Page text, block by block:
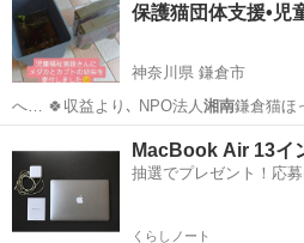
保護猫団体支援•児
神奈川県 鎌倉市
へ… 🍀収益より､ NPO法人 湘南鎌倉猫ほ
て…
MacBook Air 13
抽選でプレゼント！応
くらしノート